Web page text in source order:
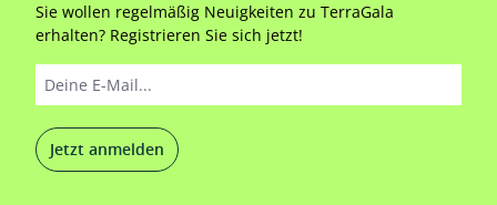
Sie wollen regelmäßig Neuigkeiten zu TerraGala
erhalten? Registrieren Sie sich jetzt!
Jetzt anmelden